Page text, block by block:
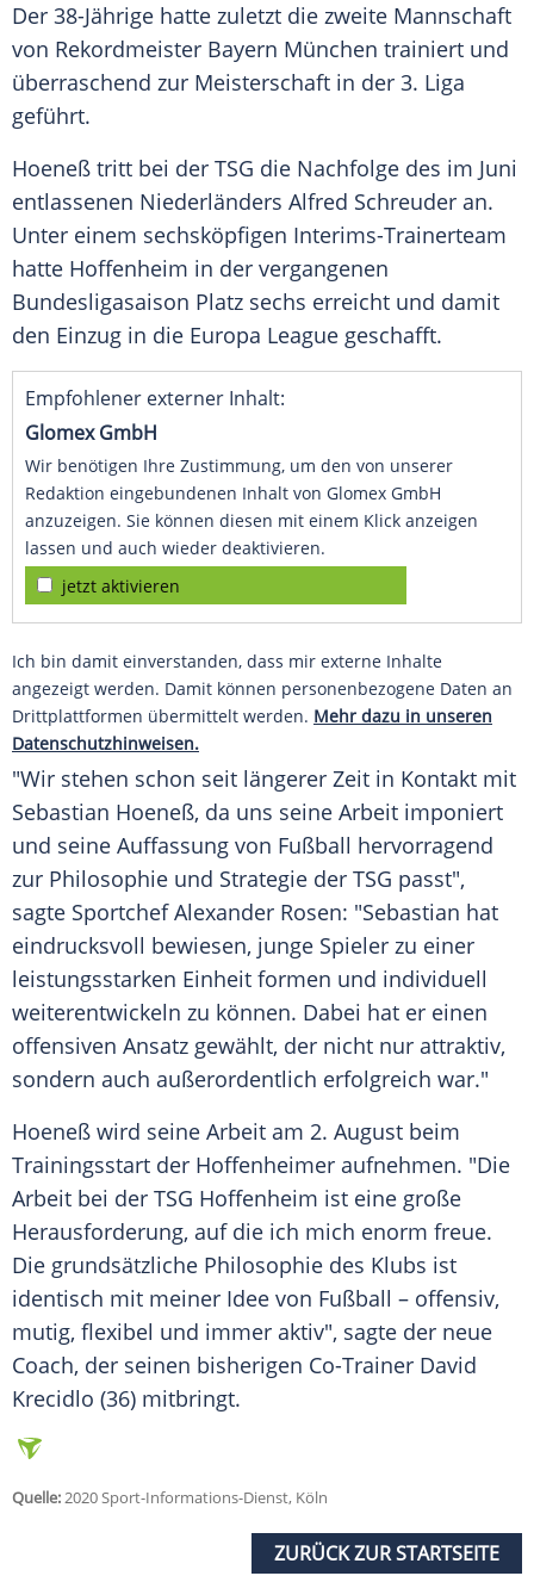
Der 38-Jährige hatte zuletzt die zweite Mannschaft
von Rekordmeister Bayern München trainiert und
überraschend zur Meisterschaft in der 3. Liga
geführt.
Hoeneß tritt bei der TSG die Nachfolge des im Juni
entlassenen Niederländers Alfred Schreuder an.
Unter einem sechsköpfigen Interims-Trainerteam
hatte Hoffenheim in der vergangenen
Bundesligasaison Platz sechs erreicht und damit
den Einzug in die Europa League geschafft.
Empfohlener externer Inhalt:
Glomex GmbH
Wir benötigen Ihre Zustimmung, um den von unserer
Redaktion eingebundenen Inhalt von Glomex GmbH
anzuzeigen. Sie können diesen mit einem Klick anzeigen
lassen und auch wieder deaktivieren.
jetzt aktivieren
Ich bin damit einverstanden, dass mir externe Inhalte
angezeigt werden. Damit können personenbezogene Daten an
Drittplattformen übermittelt werden. Mehr dazu in unseren
Datenschutzhinweisen.
"Wir stehen schon seit längerer Zeit in Kontakt mit
Sebastian Hoeneß, da uns seine Arbeit imponiert
und seine Auffassung von Fußball hervorragend
zur Philosophie und Strategie der TSG passt",
sagte SportchefAlexander Rosen: "Sebastian hat
eindrucksvoll bewiesen, junge Spieler zu einer
leistungsstarken Einheit formen und individuell
weiterentwickeln zu können. Dabei hat er einen
offensiven Ansatz gewählt, der nicht nur attraktiv,
sondern auch außerordentlich erfolgreich war."
Hoeneß wird seine Arbeit am 2. August beim
Trainingsstart der Hoffenheimer aufnehmen. "Die
Arbeit bei der TSG Hoffenheim ist eine große
Herausforderung, auf die ich mich enorm freue.
Die grundsätzliche Philosophie des Klubs ist
identisch mit meiner Idee von Fußball – offensiv,
mutig, flexibel und immer aktiv", sagte der neue
Coach, der seinen bisherigen Co-Trainer David
Krecidlo (36) mitbringt.
Quelle:2020 Sport-Informations-Dienst, Köln
ZURÜCK ZUR STARTSEITE